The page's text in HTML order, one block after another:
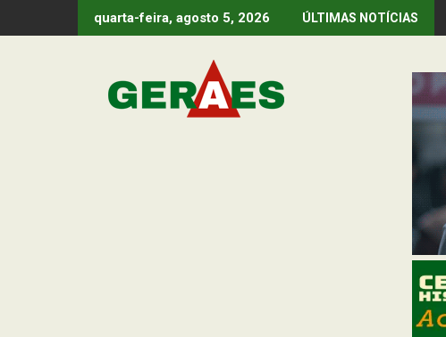
to
quarta-feira, agosto 5, 2026 ÚLTIMAS NOTÍCIAS